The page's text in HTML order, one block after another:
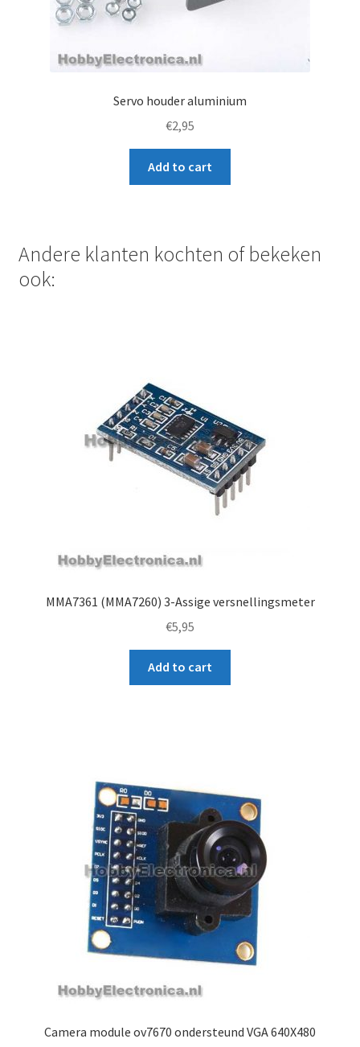
Servo houder aluminium
€2,95
Add to cart
Andere klanten kochten of bekeken
ook:
MMA7361 (MMA7260) 3-Assige versnellingsmeter
€5,95
Add to cart
Camera module ov7670 ondersteund VGA 640X480